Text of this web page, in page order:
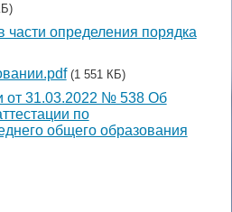
определения порядка
(1 551 КБ)
от 31.03.2022 № 538 Об
по
общего образования